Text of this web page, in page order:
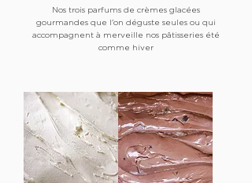
Nos trois parfums de crèmes glacées
gourmandes que l'on déguste seules ou qui
accompagnent à merveille nos pâtisseries été
comme hiver